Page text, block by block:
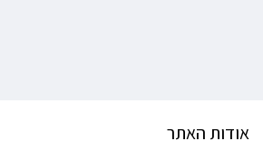
אודות האתר